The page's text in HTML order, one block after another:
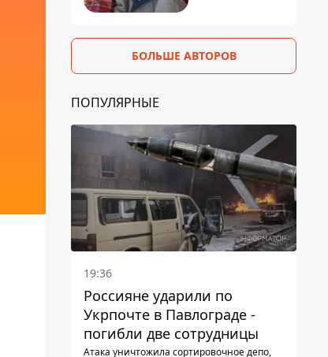
БОЛЬШЕ АВТОРОВ
ПОПУЛЯРНЫЕ
19:36
Россияне ударили по
Укрпочте в Павлограде -
погибли две сотрудницы
Атака уничтожила сортировочное депо,